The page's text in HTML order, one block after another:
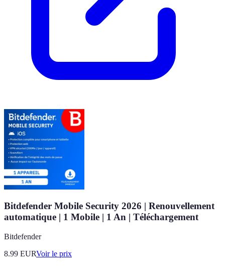
Bitdefender Mobile Security 2026 | Renouvellement
automatique | 1 Mobile | 1 An | Téléchargement
Bitdefender
8.99 EURVoir le prix